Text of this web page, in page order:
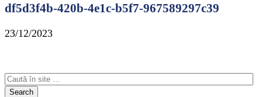
df5d3f4b-420b-4e1c-b5f7-967589297c39
23/12/2023